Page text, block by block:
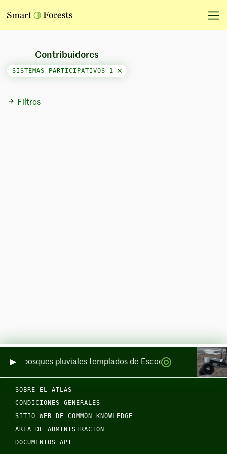
Filtros
Contribuidores
SISTEMAS-PARTICIPATIVOS_1
los bosques pluviales templados de Escocia por mar y por
SOBRE EL ATLAS
CONDICIONES GENERALES
SITIO WEB DE COMMON KNOWLEDGE
ÁREA DE ADMINISTRACIÓN
DOCUMENTOS API